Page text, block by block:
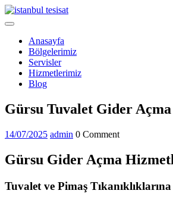
Skip
to
Open
Anasayfa
Bölgelerimiz
Servisler
Hizmetlerimiz
Blog
Close
Menu
Gürsu Tuvalet Gider Açma
14/07/202514/07/2025
admin admin
0 Comment
Gürsu Gider Açma
Tuvalet ve Pimaş